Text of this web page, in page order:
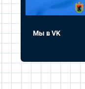
Мы в VK